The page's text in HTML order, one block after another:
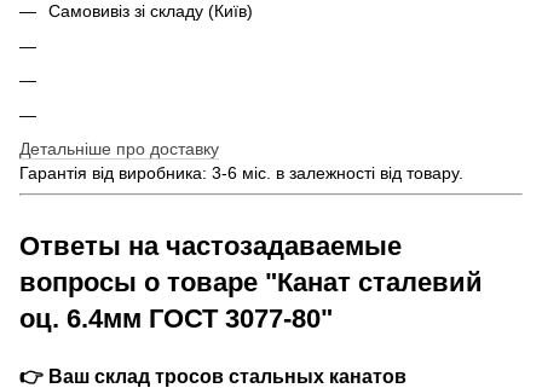
Самовивіз зі складу (Київ)
Детальніше про доставку
Гарантія від виробника: 3-6 міс. в залежності від товару.
Ответы на частозадаваемые
вопросы о товаре "Канат сталевий
оц. 6.4мм ГОСТ 3077-80"
👉 Ваш склад тросов стальных канатов